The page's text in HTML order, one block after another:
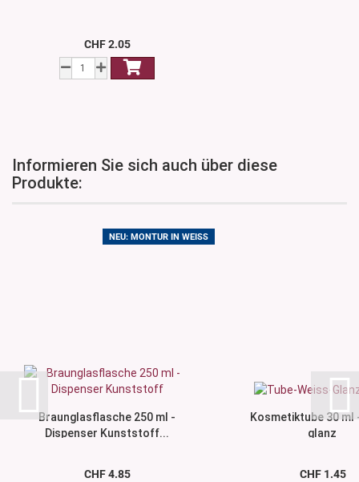
CHF 2.05
Informieren Sie sich auch über diese
Produkte:
NEU: MONTUR IN WEISS
Braunglasflasche 250 ml -
Dispenser Kunststoff...
CHF 4.85
Kosmetiktube 30 ml
glanz
CHF 1.45